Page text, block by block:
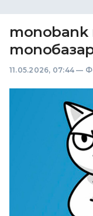
monobank
11.05.2026, 07:44 —